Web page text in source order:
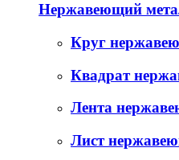
Нержавеющий
Круг
Квадрат
Лента
Лист